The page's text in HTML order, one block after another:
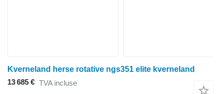
Kverneland herse rotative ngs351 elite kverneland
13 685 € TVA incluse